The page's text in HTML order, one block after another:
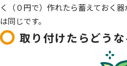
く（０円で）作れたら蓄えておく
は同じです。
取り付けたらどうな